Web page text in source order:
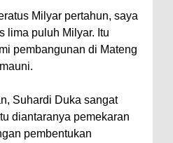
Milyar pertahun, saya
lima puluh Milyar. Itu
pembangunan di Mateng
Suhardi Duka sangat
diantaranya pemekaran
pembentukan